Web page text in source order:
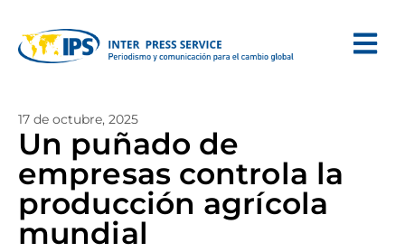
17 de octubre, 2025
Un puñado de
empresas controla la
producción agrícola
mundial